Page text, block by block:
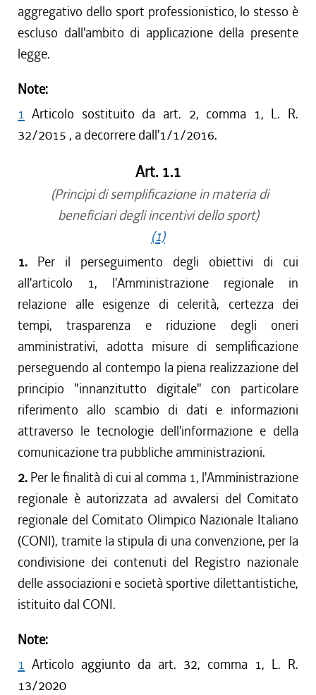
aggregativo dello sport professionistico, lo stesso è
escluso dall'ambito di applicazione della presente
legge.
Note:
1 Articolo sostituito da art. 2, comma 1, L. R.
32/2015 , a decorrere dall'1/1/2016.
Art. 1.1
(Principi di semplificazione in materia di
beneficiari degli incentivi dello sport)
(1)
1. Per il perseguimento degli obiettivi di cui
all'articolo 1, l'Amministrazione regionale in
relazione alle esigenze di celerità, certezza dei
tempi, trasparenza e riduzione degli oneri
amministrativi, adotta misure di semplificazione
perseguendo al contempo la piena realizzazione del
principio "innanzitutto digitale" con particolare
riferimento allo scambio di dati e informazioni
attraverso le tecnologie dell'informazione e della
comunicazione tra pubbliche amministrazioni.
2. Per le finalità di cui al comma 1, l'Amministrazione
regionale è autorizzata ad avvalersi del Comitato
regionale del Comitato Olimpico Nazionale Italiano
(CONI), tramite la stipula di una convenzione, per la
condivisione dei contenuti del Registro nazionale
delle associazioni e società sportive dilettantistiche,
istituito dal CONI.
Note:
1 Articolo aggiunto da art. 32, comma 1, L. R.
13/2020